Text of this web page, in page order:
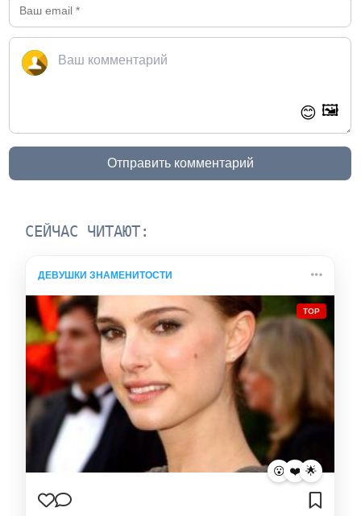
😊 🖼️
Отправить комментарий
СЕЙЧАС ЧИТАЮТ:
ДЕВУШКИ ЗНАМЕНИТОСТИ
TOP
😮 ❤️ 🌟